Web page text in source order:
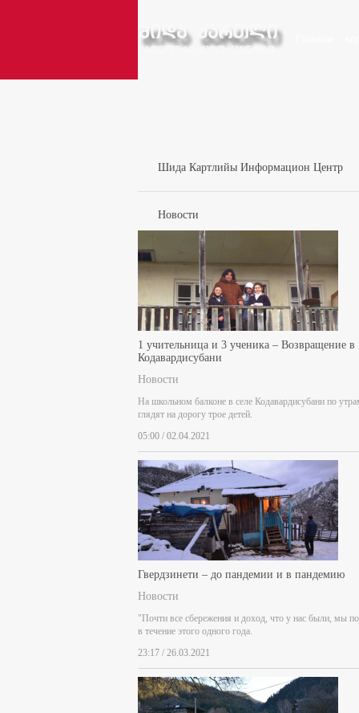
Шида Картлийы Информацион Центр
Новости
1 учительница и 3 ученика – Возвращение в
Кодавардисубани
Новости
На школьном балконе в селе Кодавардисубани по
глядят на дорогу трое детей.
05:00 / 02.04.2021
Гвердзинети – до пандемии и в пандемию
Новости
"Почти все сбережения и доход, что у нас были, мы
в течение этого одного года.
23:17 / 26.03.2021